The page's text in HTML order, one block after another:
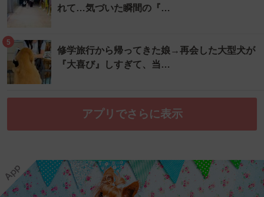
れて…気づいた瞬間の『…
5
修学旅行から帰ってきた娘→再会した大型犬が
『大喜び』しすぎて、当…
アプリでさらに表示